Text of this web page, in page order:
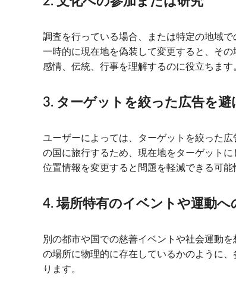
調査を行っている場合、または特定の地域
一時的に現在地を偽装して変更すると、そ
感情、伝統、行事を理解するのに役立ちます
3. ターゲットを絞った広告を避
ユーザーによっては、ターゲットを絞った
の国に旅行するため、現在地をターゲット
位置情報を変更すると問題を軽減できる可能
4. 場所特有のイベントや運動へ
別の都市や国での慈善イベントや社会運動
の場所に物理的に存在しているかのように
ります。